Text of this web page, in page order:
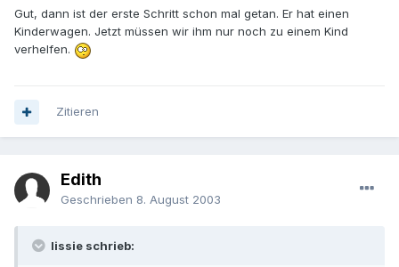
Gut, dann ist der erste Schritt schon mal getan. Er hat einen
Kinderwagen. Jetzt müssen wir ihm nur noch zu einem Kind
verhelfen.
Zitieren
Edith
Geschrieben 8. August 2003
lissie schrieb: